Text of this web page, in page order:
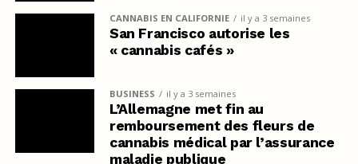
CANNABIS EN CALIFORNIE il y a 3 semaines
San Francisco autorise les
« cannabis cafés »
BUSINESS il y a 3 semaines
L’Allemagne met fin au
remboursement des fleurs de
cannabis médical par l’assurance
maladie publique